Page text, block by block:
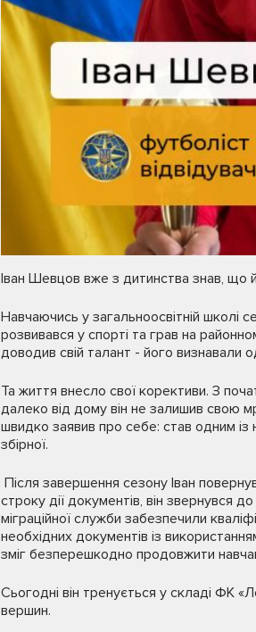
Іван Шевцов вже з дитинства знав, що
Навчаючись у загальноосвітній школі
розвивався у спорті та грав на
доводив свій талант - його визнавали
Та життя внесло свої корективи. З
далеко від дому він не залишив свою
швидко заявив про себе: став одним із
збірної.
Після завершення сезону Іван
строку дії документів, він звернувся
міграційної служби забезпечили
необхідних документів із
зміг безперешкодно продовжити
Сьогодні він тренується у складі ФК
вершин.